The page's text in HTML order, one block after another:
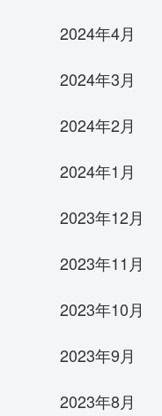
2024年4月
2024年3月
2024年2月
2024年1月
2023年12月
2023年11月
2023年10月
2023年9月
2023年8月